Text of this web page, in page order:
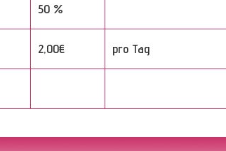
50 %
2,00€ pro Tag